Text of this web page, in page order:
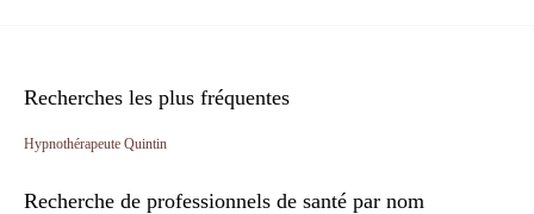
Recherches les plus fréquentes
Hypnothérapeute Quintin
Recherche de professionnels de santé par nom